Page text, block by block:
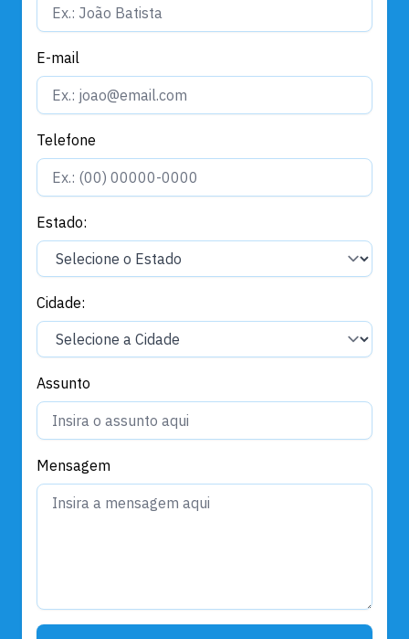
E-mail
Telefone
Estado:
Cidade:
Assunto
Mensagem